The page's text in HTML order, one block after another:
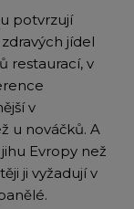
potvrzují
jídel
restaurací, v
v
u nováčků. A
Evropy než
ji vyžadují v